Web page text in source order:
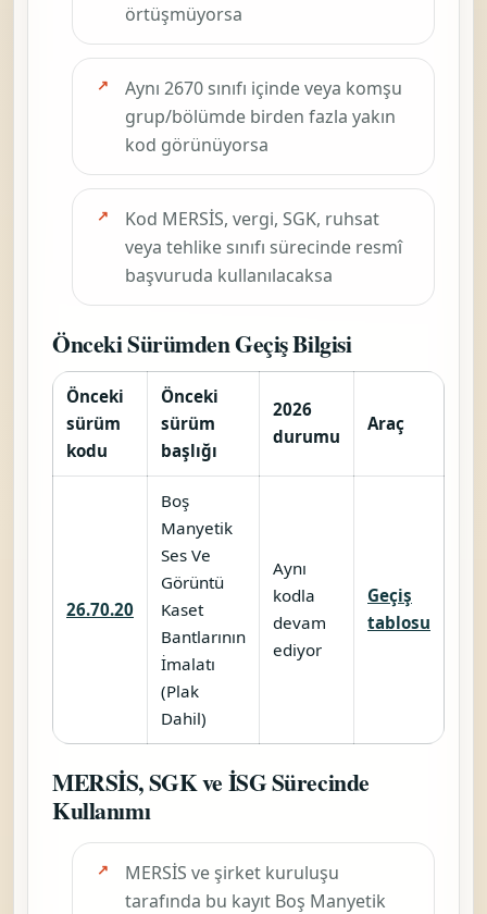
örtüşmüyorsa
Aynı 2670 sınıfı içinde veya komşu
grup/bölümde birden fazla yakın
kod görünüyorsa
Kod MERSİS, vergi, SGK, ruhsat
veya tehlike sınıfı sürecinde resmî
başvuruda kullanılacaksa
Önceki Sürümden Geçiş Bilgisi
Önceki
sürüm
kodu
Önceki
sürüm
başlığı
2026
durumu
Araç
26.70.20
Boş
Manyetik
Ses Ve
Görüntü
Kaset
Bantlarının
İmalatı
(Plak
Dahil)
Aynı
kodla
devam
ediyor
Geçiş
tablosu
MERSİS, SGK ve İSG Sürecinde
Kullanımı
MERSİS ve şirket kuruluşu
tarafında bu kayıt Boş Manyetik